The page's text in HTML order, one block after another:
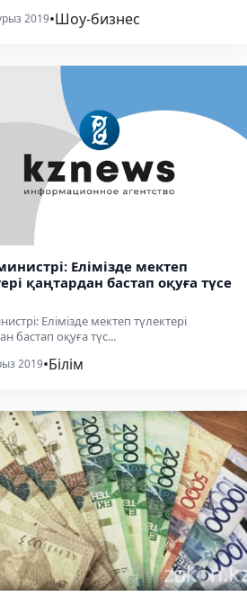
2019•Шоу-бизнес
Елімізде мектеп
қаңтардан бастап оқуға түсе
Елімізде мектеп түлектері
бастап оқуға түс...
2019•Білім